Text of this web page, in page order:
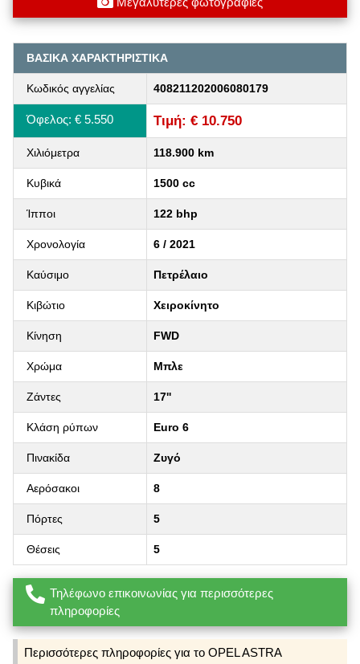
ΒΑΣΙΚΑ ΧΑΡΑΚΤΗΡΙΣΤΙΚΑ
Κωδικός αγγελίας 408211202006080179
Όφελος: € 5.550 Τιμή: € 10.750
Χιλιόμετρα 118.900 km
Κυβικά 1500 cc
Ίπποι 122 bhp
Χρονολογία 6 / 2021
Καύσιμο Πετρέλαιο
Κιβώτιο Χειροκίνητο
Κίνηση FWD
Χρώμα Μπλε­
Ζάντες 17''
Κλάση ρύπων Euro 6
Πινακίδα Ζυγό
Αερόσακοι 8
Πόρτες 5
Θέσεις 5
Τηλέφωνο επικοινωνίας για περισσότερες
πληροφορίες
Περισσότερες πληροφορίες για το OPEL ASTRA